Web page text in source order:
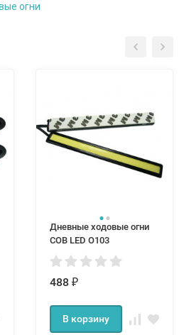
огни
Дневные ходовые огни
СОВ LED O103
488 ₽
В корзину